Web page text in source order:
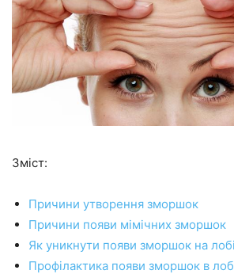
Зміст:
Причини утворення зморшок
Причини появи мімічних зморшок
Як уникнути появи зморшок на
Профілактика появи зморшок в